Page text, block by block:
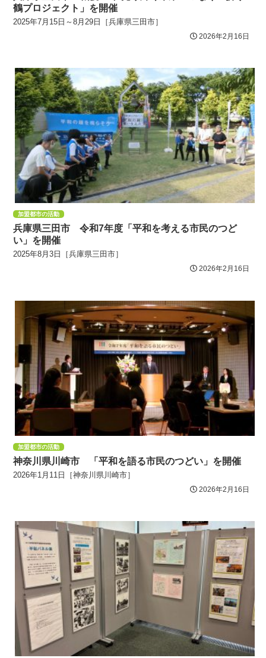
鶴プロジェクト」を開催
2025年7月15日～8月29日［兵庫県三田市］
2026年2月16日
加盟都市の活動
兵庫県三田市 令和7年度「平和を考える市民のつど
い」を開催
2025年8月3日［兵庫県三田市］
2026年2月16日
加盟都市の活動
神奈川県川崎市 「平和を語る市民のつどい」を開催
2026年1月11日［神奈川県川崎市］
2026年2月16日